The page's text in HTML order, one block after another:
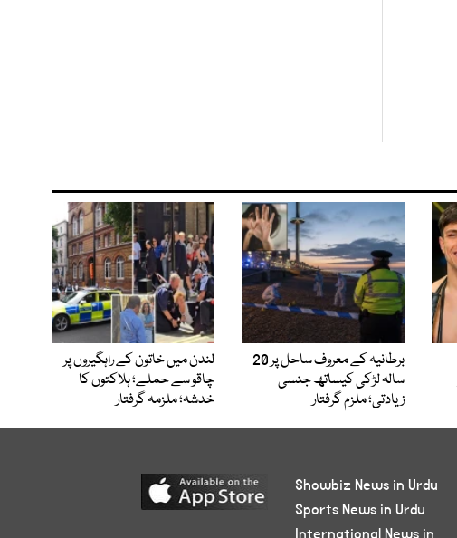
برطانیہ کے معروف ساحل پر 20
سالہ لڑکی کیساتھ جنسی
زیادتی؛ ملزم گرفتار
لندن میں خاتون کے راہگیروں پر
چاقو سے حملے؛ ہلاکتوں کا
خدشہ؛ ملزمہ گرفتار
Showbiz News in Urdu
Sports News in Urdu